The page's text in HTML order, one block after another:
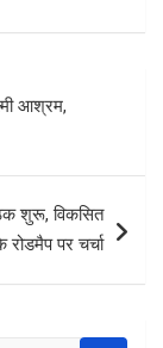
ar
आश्रम,
शुरू, विकसित
पर चर्चा